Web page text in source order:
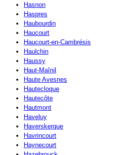
Hasnon
Haspres
Haubourdin
Haucourt
Haucourt-en-Cambrésis
Haulchin
Haussy
Haut-Maînil
Haute Avesnes
Hautecloque
Hautecôte
Hautmont
Haveluy
Haverskerque
Havrincourt
Haynecourt